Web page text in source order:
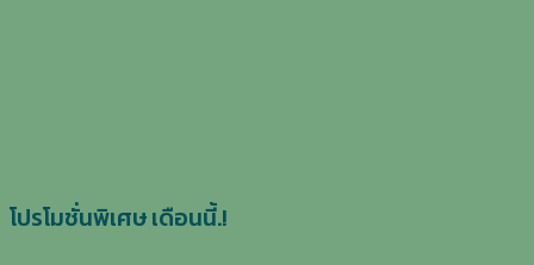
โปรโมชั่นพิเศษ เดือนนี้.!